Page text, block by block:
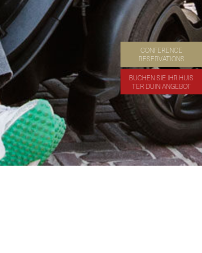
CONFERENCE
RESERVATIONS
BUCHEN SIE IHR HUIS
TER DUIN ANGEBOT